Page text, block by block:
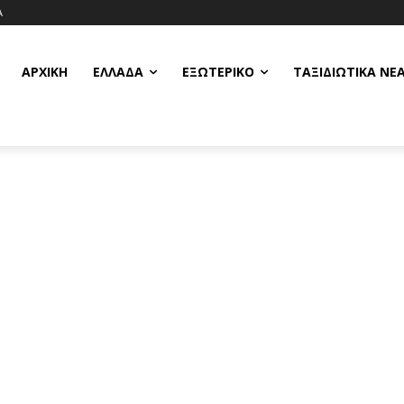
ΑΡΧΙΚΗ ΕΛΛΆΔΑ ΕΞΩΤΕΡΙΚΌ ΤΑΞΙΔΙΩΤΙΚΆ